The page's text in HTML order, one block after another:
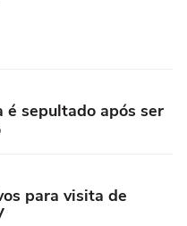
sepultado após ser
para visita de